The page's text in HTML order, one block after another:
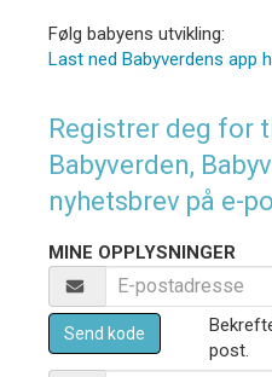
Følg babyens utvikling:
Last ned Babyverdens app
Registrer deg for
Babyverden,
nyhetsbrev på e-
MINE OPPLYSNINGER
Send kode
post.